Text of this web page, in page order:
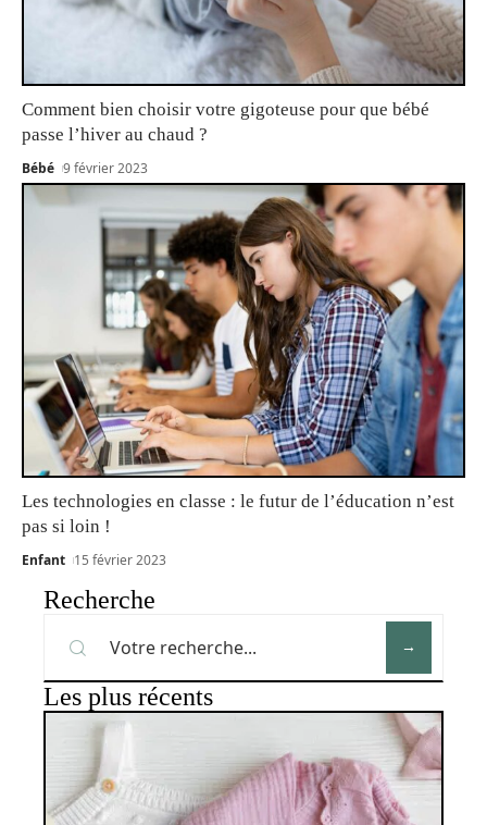
Comment bien choisir votre gigoteuse pour que bébé
passe l’hiver au chaud ?
Bébé 9 février 2023
Les technologies en classe : le futur de l’éducation n’est
pas si loin !
Enfant 15 février 2023
Recherche
Les plus récents